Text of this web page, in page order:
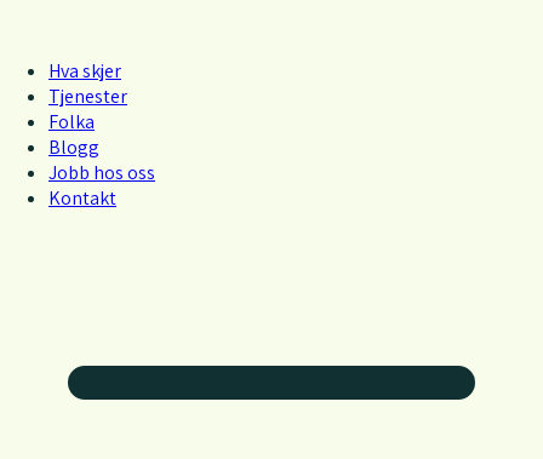
Hva skjer
Tjenester
Folka
Blogg
Jobb hos oss
Kontakt